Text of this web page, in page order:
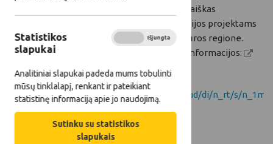
Statistikos
slapukai
Išjungta
Analitiniai slapukai padeda mums tobulinti
mūsų tinklalapį, renkant ir pateikiant
statistinę informaciją apie jo naudojimą.
Sutinku su statistikos
slapukais
teikti paraiškas
kooperacijos projektams
Baltijos jūros regione.
Daugiau informacijos:
https://app.rule.io/browser/a/n_v6/d/n_2oud/di/n_rt/s/